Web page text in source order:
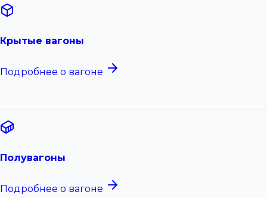
Крытые вагоны
Подробнее о вагоне
Полувагоны
Подробнее о вагоне